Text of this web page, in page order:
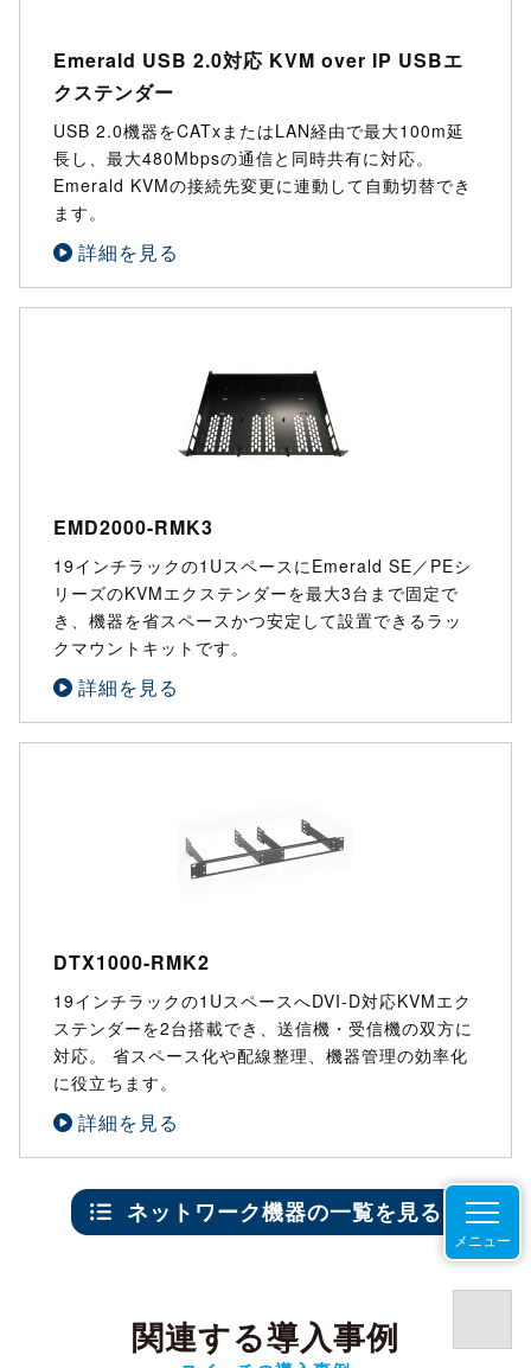
メニュー
Emerald USB 2.0対応 KVM over IP USBエ
クステンダー
USB 2.0機器をCATxまたはLAN経由で最大100m延
長し、最大480Mbpsの通信と同時共有に対応。
Emerald KVMの接続先変更に連動して自動切替でき
ます。
詳細を見る
EMD2000-RMK3
19インチラックの1UスペースにEmerald SE／PEシ
リーズのKVMエクステンダーを最大3台まで固定で
き、機器を省スペースかつ安定して設置できるラッ
クマウントキットです。
詳細を見る
DTX1000-RMK2
19インチラックの1UスペースへDVI-D対応KVMエク
ステンダーを2台搭載でき、送信機・受信機の双方に
対応。 省スペース化や配線整理、機器管理の効率化
に役立ちます。
詳細を見る
ネットワーク機器の一覧を見る
関連する導入事例